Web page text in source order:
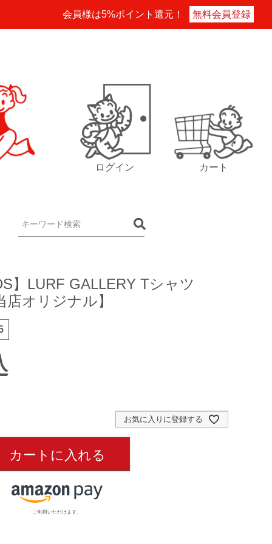
会員様は5%ポイント還元！ 無料会員登録
ログイン カート
】LURF GALLERY Tシャツ
オリジナル】
お気に入りに登録する
カートに入れる
ご利用いただけます。